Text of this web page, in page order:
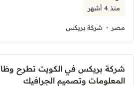
منذ 4 أشهر
مصر شركة بريكس
شركة بريكس في الكويت تطرح
المعلومات وتصميم الجرافيك